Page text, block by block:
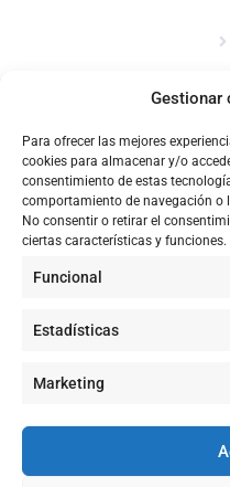
Gestionar
Para ofrecer las mejores
cookies para almacenar y/o
consentimiento de estas
comportamiento de navegación o
No consentir o retirar el
ciertas características y funciones.
Funcional
Estadísticas
Marketing
KR